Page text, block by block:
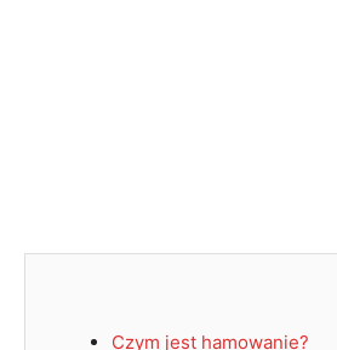
Czym jest hamowanie?